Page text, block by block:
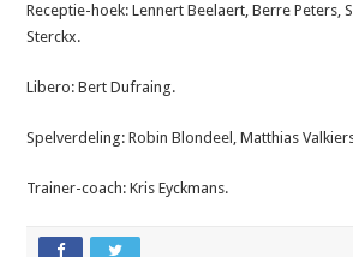
Receptie-hoek: Lennert Beelaert, Berre Peters,
Sterckx.
Libero: Bert Dufraing.
Spelverdeling: Robin Blondeel, Matthias
Trainer-coach: Kris Eyckmans.